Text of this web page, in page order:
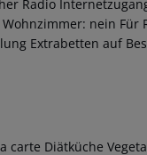
Radio
nein Für
Extrabetten auf
carte Diätküche